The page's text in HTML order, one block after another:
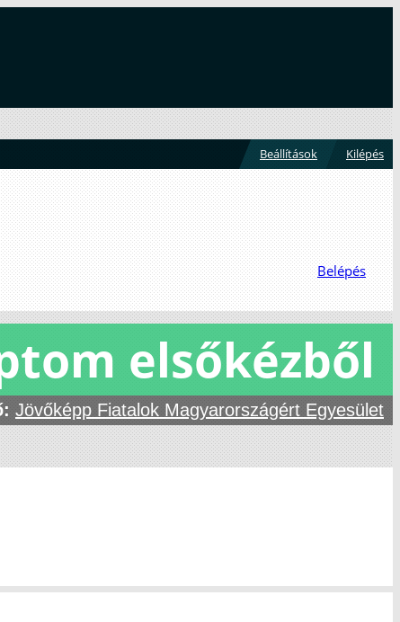
Beállítások Kilépés
Belépés
elsőkézből
Jövőképp Fiatalok Magyarországért Egyesület